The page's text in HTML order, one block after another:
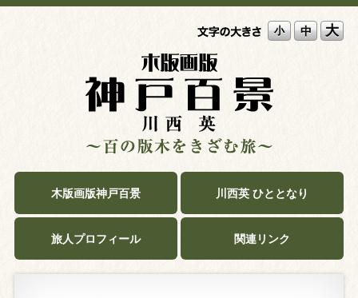
小 中 大
木版画版神戸百景 川西英 ひととなり
旅人プロフィール 関連リンク